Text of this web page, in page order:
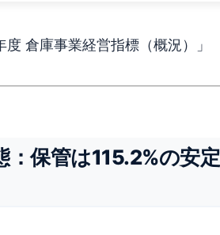
倉庫事業経営指標（概況）」
：保管は115.2%の安